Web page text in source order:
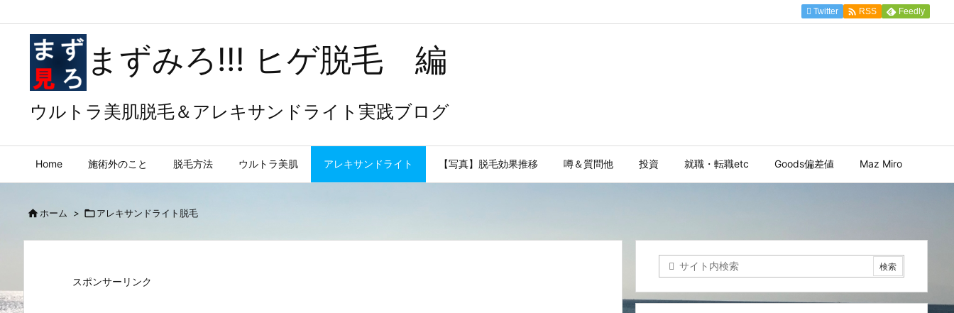
まずみろ!!! ヒゲ脱毛 編
ウルトラ美肌脱毛＆アレキサンドライト実践ブログ
Home 施術外のこと 脱毛方法 ウルトラ美肌 アレキサンドライト 【写真】脱毛効果推移 噂＆質問他 投資 就職・転職etc Goods偏差値 Maz Miro
Twitter  RSS Feedly
 ホーム > アレキサンドライト脱毛
スポンサーリンク